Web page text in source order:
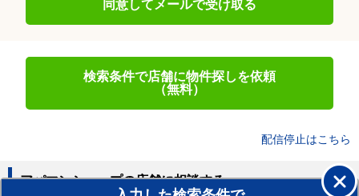
条件 浴室換気乾燥機 賃貸物件 ダブル0 変更する
宮城県岩沼市で浴室乾燥機付きで、ご希望に合う賃貸物件は見つかりま
したか。物件一覧から気になる浴室乾燥機付きの物件を見つけたらメー
ルかお電話でお問い合わせください。（無料）